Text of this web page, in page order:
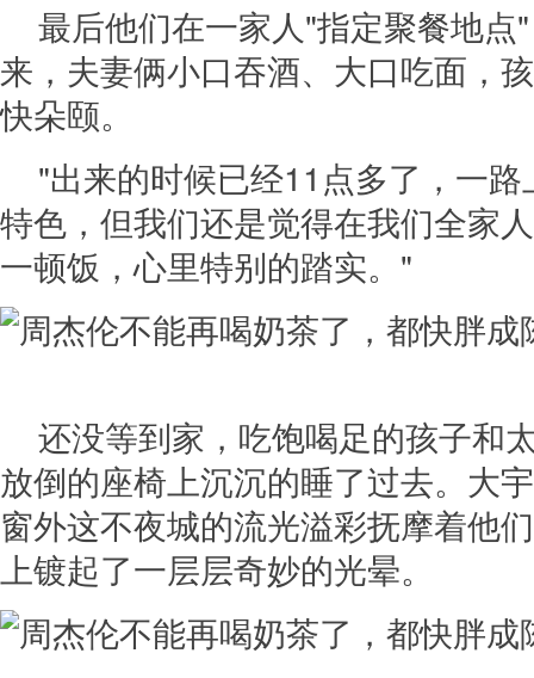
最后他们在一家人"指定聚餐地点
来，夫妻俩小口吞酒、大口吃面，
快朵颐。
"出来的时候已经11点多了，一
特色，但我们还是觉得在我们全家
一顿饭，心里特别的踏实。"
还没等到家，吃饱喝足的孩子和
放倒的座椅上沉沉的睡了过去。大
窗外这不夜城的流光溢彩抚摩着他
上镀起了一层层奇妙的光晕。